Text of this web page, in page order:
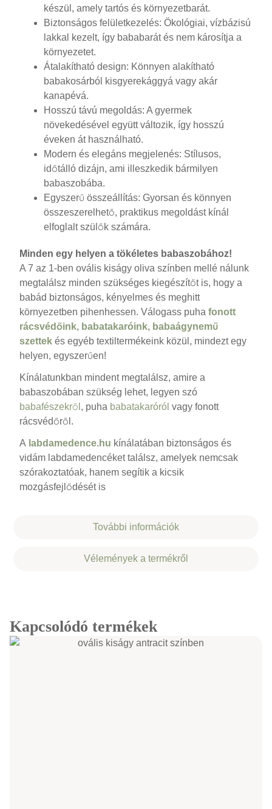
További információk
Vélemények a termékről
készül, amely tartós és környezetbarát.
Biztonságos felületkezelés: Ökológiai, vízbázisú
lakkal kezelt, így bababarát és nem károsítja a
környezetet.
Átalakítható design: Könnyen alakítható
babakosárból kisgyerekággyá vagy akár
kanapévá.
Hosszú távú megoldás: A gyermek
növekedésével együtt változik, így hosszú
éveken át használható.
Modern és elegáns megjelenés: Stílusos,
időtálló dizájn, ami illeszkedik bármilyen
babaszobába.
Egyszerű összeállítás: Gyorsan és könnyen
összeszerelhető, praktikus megoldást kínál
elfoglalt szülők számára.
Minden egy helyen a tökéletes babaszobához!
A 7 az 1-ben ovális kiságy oliva színben mellé nálunk
megtalálsz minden szükséges kiegészítőt is, hogy a
babád biztonságos, kényelmes és meghitt
környezetben pihenhessen. Válogass puhafonott
rácsvédőink, babatakaróink, babaágynemű
szettek és egyéb textiltermékeink közül, mindezt egy
helyen, egyszerűen!
Kínálatunkban mindent megtalálsz, amire a
babaszobában szükség lehet, legyen szó
babafészekről , puha babatakaróról vagy fonott
rácsvédőről.
A labdamedence.hu kínálatában biztonságos és
vidám labdamedencéket találsz, amelyek nemcsak
szórakoztatóak, hanem segítik a kicsik
mozgásfejlődését is
Kapcsolódó termékek